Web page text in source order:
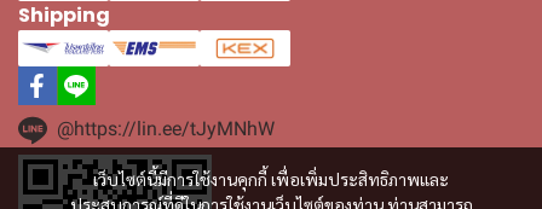
เว็บไซต์นี้มีการใช้งานคุกกี้ เพื่อเพิ่มประสิทธิภาพและ
ประสบการณ์ที่ดีในการใช้งานเว็บไซต์ของท่าน ท่านสามารถ
Shipping
@https://lin.ee/tJyMNhW